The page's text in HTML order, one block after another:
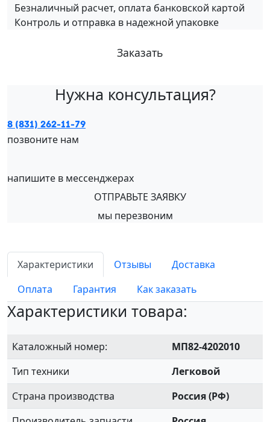
Безналичный расчет, оплата банковской картой
Контроль и отправка в надежной упаковке
Заказать
Нужна консультация?
8 (831) 262-11-79
позвоните нам
напишите в мессенджерах
ОТПРАВЬТЕ ЗАЯВКУ
мы перезвоним
Характеристики Отзывы
Доставка
Оплата
Гарантия Как заказать
Характеристики товара:
Каталожный номер:
МП82-4202010
Тип техники
Легковой
Страна производства
Россия (РФ)